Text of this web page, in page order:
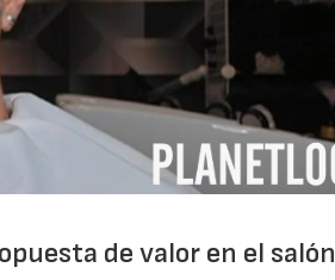
de valor en el salón